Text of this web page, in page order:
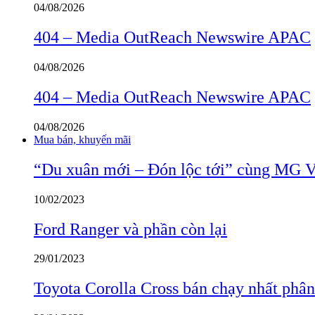
04/08/2026
404 – Media OutReach Newswire APAC
04/08/2026
404 – Media OutReach Newswire APAC
04/08/2026
Mua bán, khuyến mãi
“Du xuân mới – Đón lộc tới” cùng MG
10/02/2023
Ford Ranger và phần còn lại
29/01/2023
Toyota Corolla Cross bán chạy nhất